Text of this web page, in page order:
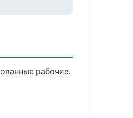
рабочие.